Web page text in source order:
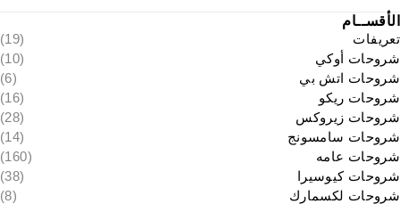
الأقســام
تعريفات
(19)
شروحات أوكي
(10)
شروحات اتش بي
(6)
شروحات ريكو
(16)
شروحات زيروكس
(28)
شروحات سامسونج
(14)
شروحات عامه
(160)
شروحات كيوسيرا
(38)
شروحات لكسمارك
(8)